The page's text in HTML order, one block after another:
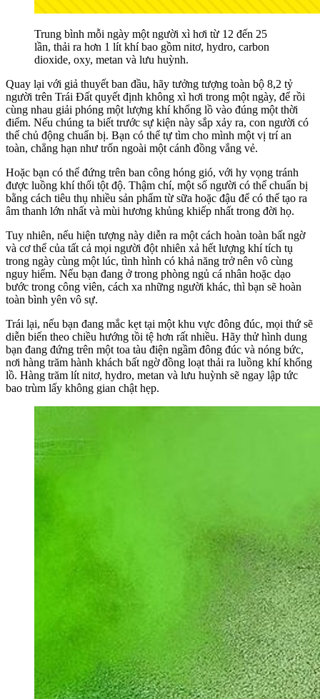
Trung bình mỗi ngày một người xì hơi từ 12 đến 25
lần, thải ra hơn 1 lít khí bao gồm nitơ, hydro, carbon
dioxide, oxy, metan và lưu huỳnh.
Quay lại với giả thuyết ban đầu, hãy tưởng tượng toàn bộ 8,2 tỷ
người trên Trái Đất quyết định không xì hơi trong một ngày, để rồi
cùng nhau giải phóng một lượng khí khổng lồ vào đúng một thời
điểm. Nếu chúng ta biết trước sự kiện này sắp xảy ra, con người có
thể chủ động chuẩn bị. Bạn có thể tự tìm cho mình một vị trí an
toàn, chẳng hạn như trốn ngoài một cánh đồng vắng vẻ.
Hoặc bạn có thể đứng trên ban công hóng gió, với hy vọng tránh
được luồng khí thối tột độ. Thậm chí, một số người có thể chuẩn bị
bằng cách tiêu thụ nhiều sản phẩm từ sữa hoặc đậu để có thể tạo ra
âm thanh lớn nhất và mùi hương khủng khiếp nhất trong đời họ.
Tuy nhiên, nếu hiện tượng này diễn ra một cách hoàn toàn bất ngờ
và cơ thể của tất cả mọi người đột nhiên xả hết lượng khí tích tụ
trong ngày cùng một lúc, tình hình có khả năng trở nên vô cùng
nguy hiểm. Nếu bạn đang ở trong phòng ngủ cá nhân hoặc dạo
bước trong công viên, cách xa những người khác, thì bạn sẽ hoàn
toàn bình yên vô sự.
Trái lại, nếu bạn đang mắc kẹt tại một khu vực đông đúc, mọi thứ sẽ
diễn biến theo chiều hướng tồi tệ hơn rất nhiều. Hãy thử hình dung
bạn đang đứng trên một toa tàu điện ngầm đông đúc và nóng bức,
nơi hàng trăm hành khách bất ngờ đồng loạt thải ra luồng khí khổng
lồ. Hàng trăm lít nitơ, hydro, metan và lưu huỳnh sẽ ngay lập tức
bao trùm lấy không gian chật hẹp.